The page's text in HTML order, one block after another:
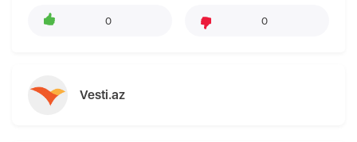
0 0
Vesti.az